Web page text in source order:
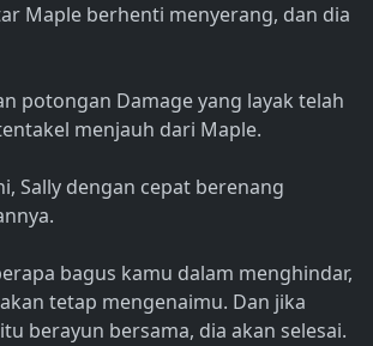
Maple berhenti menyerang, dan dia
potongan Damage yang layak telah
menjauh dari Maple.
Sally dengan cepat berenang
bagus kamu dalam menghindar,
tetap mengenaimu. Dan jika
berayun bersama, dia akan selesai.